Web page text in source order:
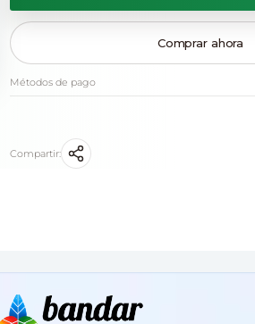
Comprar ahora
Métodos de pago
Compartir: